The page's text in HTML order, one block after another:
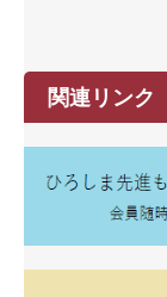
関連リンク